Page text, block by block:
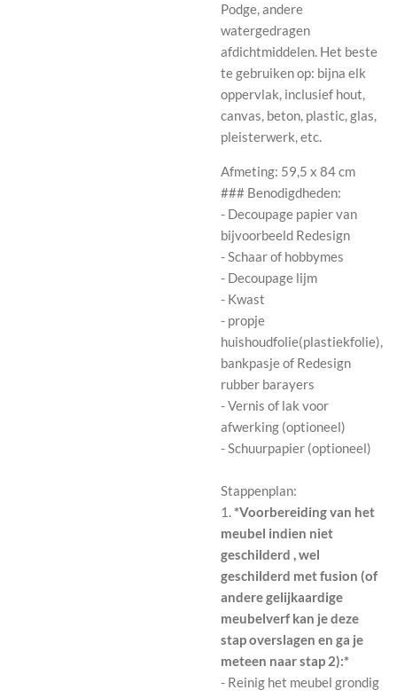
Podge, andere
watergedragen
afdichtmiddelen. Het beste
te gebruiken op: bijna elk
oppervlak, inclusief hout,
canvas, beton, plastic, glas,
pleisterwerk, etc.
Afmeting: 59,5 x 84 cm
### Benodigdheden:
- Decoupage papier van
bijvoorbeeld Redesign
- Schaar of hobbymes
- Decoupage lijm
- Kwast
- propje
huishoudfolie(plastiekfolie),
bankpasje of Redesign
rubber barayers
- Vernis of lak voor
afwerking (optioneel)
- Schuurpapier (optioneel)
Stappenplan:
1.*Voorbereiding van het
meubel indien niet
geschilderd , wel
geschilderd met fusion (of
andere gelijkaardige
meubelverf kan je deze
stap overslagen en ga je
meteen naar stap 2):*
- Reinig het meubel grondig